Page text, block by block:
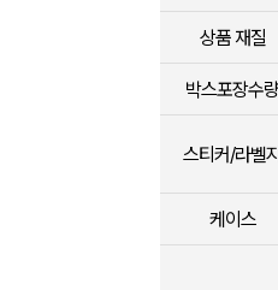
상품 재질
박스포장수량
스티커/라벨
케이스